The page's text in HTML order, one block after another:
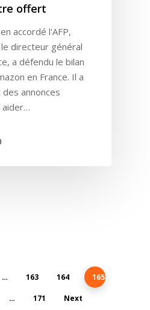
offert
accordé l'AFP,
directeur général
a défendu le bilan
en France. Il a
annonces
aider…
… 163 164 165
… 171 Next